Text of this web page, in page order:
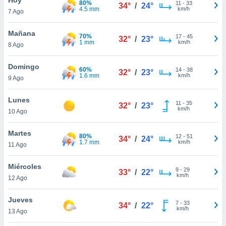
y
en
más
de
7 Ago
80%
4.5 mm
34° / 24° 11 - 33
km/h
Mañana
8 Ago
70%
1 mm
32° / 23° 17- 45
km/h
Domingo
9 Ago
60%
1.6 mm
32° / 23° 14- 38
km/h
Lunes
10 Ago
32° / 23° 11 - 35
km/h
Martes
11 Ago
80%
1.7 mm
34° / 24° 12- 51
km/h
Miércoles
12 Ago
33° / 22° 9- 29
km/h
Jueves
13 Ago
34° / 22° 7- 33
km/h